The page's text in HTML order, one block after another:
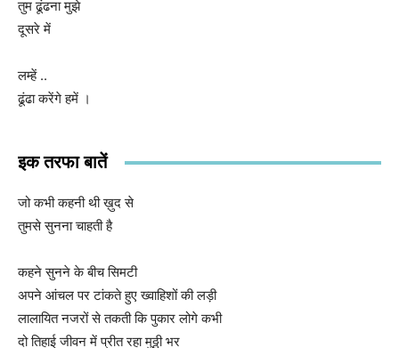
तुम ढूंढना मुझे
दूसरे में
लम्हें ..
ढूंढा करेंगे हमें ।
इक तरफा बातें
जो कभी कहनी थी ख़ुद से
तुमसे सुनना चाहती है
कहने सुनने के बीच सिमटी
अपने आंचल पर टांकते हुए ख्वाहिशों की लड़ी
लालायित नजरों से तकती कि पुकार लोगे कभी
दो तिहाई जीवन में प्रीत रहा मुठ्ठी भर